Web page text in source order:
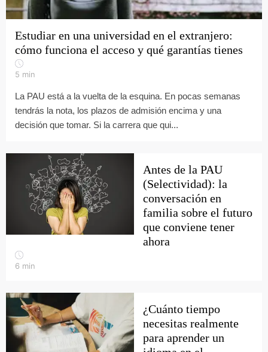
Estudiar en una universidad en el extranjero:
cómo funciona el acceso y qué garantías tienes
5 min
La PAU está a la vuelta de la esquina. En pocas semanas
tendrás la nota, los plazos de admisión encima y una
decisión que tomar. Si la carrera que qui...
Antes de la PAU
(Selectividad): la
conversación en
familia sobre el futuro
que conviene tener
ahora
6 min
¿Cuánto tiempo
necesitas realmente
para aprender un